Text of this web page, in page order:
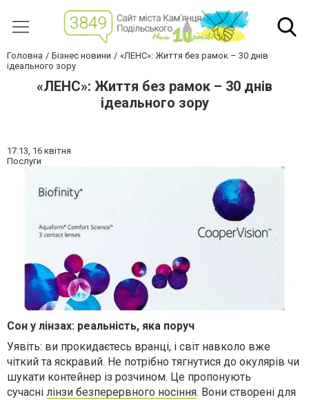
Головна Бізнес новини
«ЛЕНС»: Життя без рамок – 30 днів
ідеального зору
«ЛЕНС»: Життя без рамок – 30 днів
ідеального зору
17:13, 16 квітня
Послуги
Сон у лінзах: реальність, яка поруч
Уявіть: ви прокидаєтесь вранці, і світ навколо вже
чіткий та яскравий. Не потрібно тягнутися до окулярів чи
шукати контейнер із розчином. Це пропонують
сучасні лінзи безперервного носіння. Вони створені для